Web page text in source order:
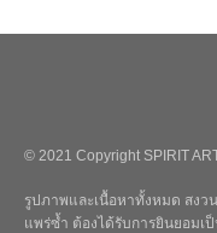
© 2021 Copyright SPIRIT
รูปภาพและเนื้อหาทั้งหมด สงว
แพร่ซ้ำ ต้องได้รับการยินยอมเ